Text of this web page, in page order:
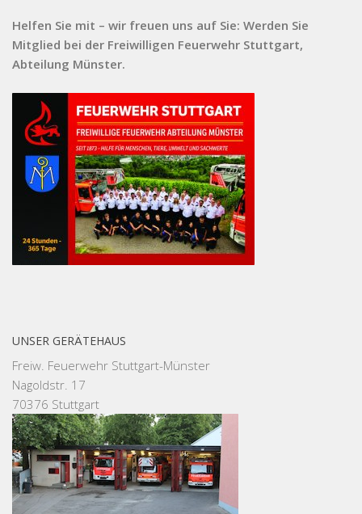
Helfen Sie mit – wir freuen uns auf Sie: Werden Sie
Mitglied bei der Freiwilligen Feuerwehr Stuttgart,
Abteilung Münster.
UNSER GERÄTEHAUS
Freiw. Feuerwehr Stuttgart-Münster
Nagoldstr. 17
70376 Stuttgart